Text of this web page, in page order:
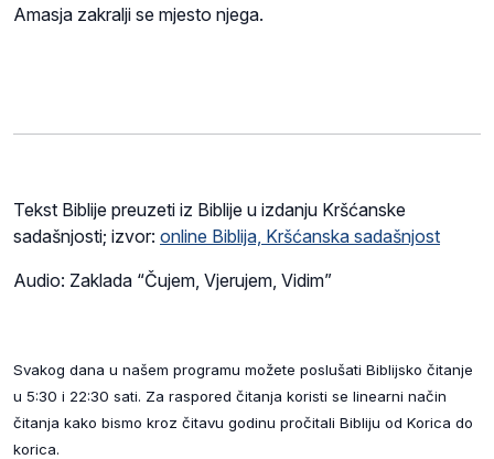
Amasja zakralji se mjesto njega.
Tekst Biblije preuzeti iz Biblije u izdanju Kršćanske
sadašnjosti; izvor: online Biblija, Kršćanska sadašnjost
Audio: Zaklada “Čujem, Vjerujem, Vidim”
Svakog dana u našem programu možete poslušati Biblijsko čitanje
u 5:30 i 22:30 sati. Za raspored čitanja koristi se linearni način
čitanja kako bismo kroz čitavu godinu pročitali Bibliju od Korica do
korica.